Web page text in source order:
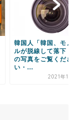
韓国人「韓国、モノ
ルが脱線して落下
の写真をご覧くださ
い・...
2021年11